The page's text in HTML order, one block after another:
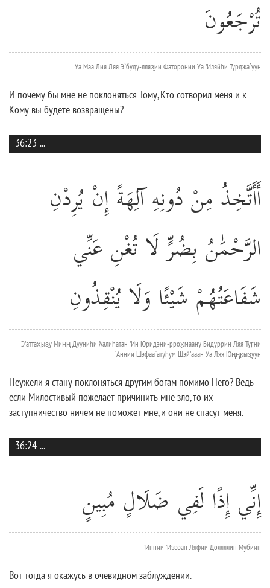
تُرْجَعُونَ
Уа Маа Лия Ляя Э`буду-лляз̱ии Фаторонии Уа 'Иляйhи Турджа`уун
И почему бы мне не поклоняться Тому, Кто сотворил меня и к
Кому вы будете возвращены?
36:23 ...
أَأَتَّخِذُ مِنْ دُونِهِ آلِهَةً إِنْ يُرِدْنِ
الرَّحْمَٰنُ بِضُرٍّ لَا تُغْنِ عَنِّي
شَفَاعَتُهُمْ شَيْئًا وَلَا يُنْقِذُونِ
Э'аттах̮ыз̱у Миңң Дууниhи 'Аалиhатан 'Ин Юридэни-ррох̣маану Бидуррин Ляя Туг̣ни
`Аннии Шэфаа`атуhум Шэй'ааан Уа Ляя Юңңк̣ыз̱уун
Неужели я стану поклоняться другим богам помимо Него? Ведь
если Милостивый пожелает причинить мне зло, то их
заступничество ничем не поможет мне, и они не спасут меня.
36:24 ...
إِنِّي إِذًا لَفِي ضَلَالٍ مُبِينٍ
'Иннии 'Из̱ээан Ляфии Доляялин Мубиин
Вот тогда я окажусь в очевидном заблуждении.